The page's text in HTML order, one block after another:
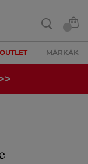
OUTLET MÁRKÁK